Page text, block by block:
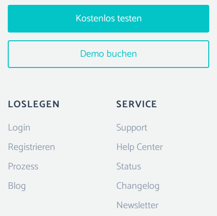
Kostenlos testen
Demo buchen
LOSLEGEN
Login
Registrieren
Prozess
Blog
SERVICE
Support
Help Center
Status
Changelog
Newsletter